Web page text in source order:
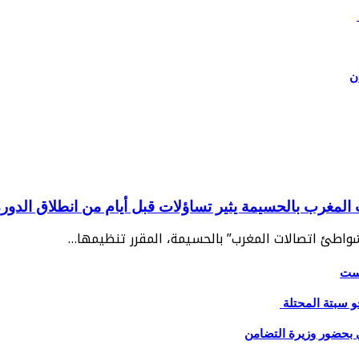
بالحسيمة يثير تساؤلات قبل أيام من انطلاق الدورة
اتصالات المغرب” بالحسيمة، المقرر تنظيمها…
سبتة المحتلة
بحضور وزيرة التضامن